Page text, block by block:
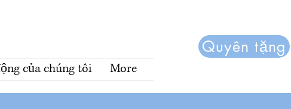
của chúng tôi More
Quyên tặng